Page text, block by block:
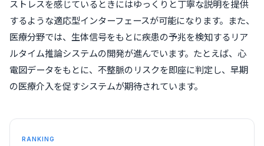
ストレスを感じているときにはゆっくりと丁寧な説明を提供
するような適応型インターフェースが可能になります。また、
医療分野では、生体信号をもとに疾患の予兆を検知するリア
ルタイム推論システムの開発が進んでいます。たとえば、心
電図データをもとに、不整脈のリスクを即座に判定し、早期
の医療介入を促すシステムが期待されています。
RANKING